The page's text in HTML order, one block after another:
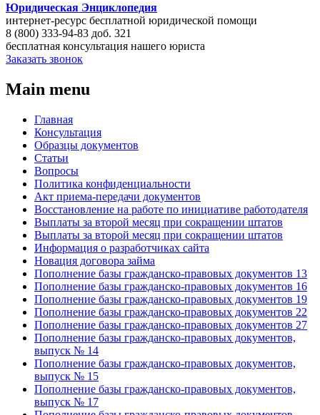
Юридическая Энциклопедия
интернет-ресурс бесплатной юридической помощи
8 (800) 333-94-83 доб. 321
бесплатная консультация нашего юриста
Заказать звонок
Main menu
Главная
Консультация
Образцы документов
Статьи
Вопросы
Политика конфиденциальности
Акт приема-передачи документов
Восстановление на работе по инициативе работодателя
Выплаты за второй месяц при сокращении штатов
Выплаты за второй месяц при сокращении штатов
Информация о разработчиках сайта
Новация договора займа
Пополнение базы гражданско-правовых документов 13
Пополнение базы гражданско-правовых документов 16
Пополнение базы гражданско-правовых документов 19
Пополнение базы гражданско-правовых документов 22
Пополнение базы гражданско-правовых документов 27
Пополнение базы гражданско-правовых документов,
выпуск № 14
Пополнение базы гражданско-правовых документов,
выпуск № 15
Пополнение базы гражданско-правовых документов,
выпуск № 17